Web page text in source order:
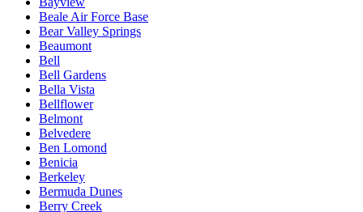
Beale Air Force Base
Bear Valley Springs
Beaumont
Bell
Bell Gardens
Bella Vista
Bellflower
Belmont
Belvedere
Ben Lomond
Benicia
Berkeley
Bermuda Dunes
Berry Creek